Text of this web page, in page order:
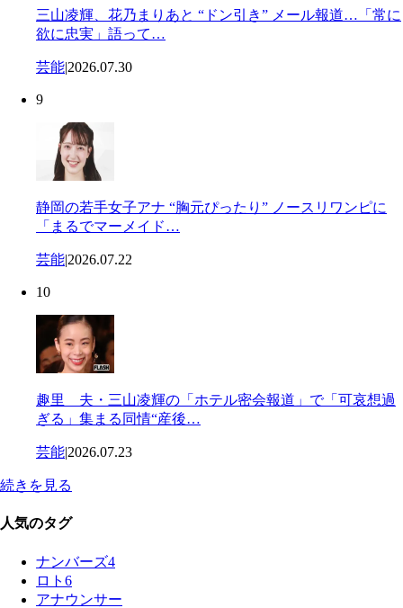
三山凌輝、花乃まりあと “ドン引き” メール報道…「常に
欲に忠実」語って…
芸能|2026.07.30
9
静岡の若手女子アナ “胸元ぴったり” ノースリワンピに
「まるでマーメイド…
芸能|2026.07.22
10
趣里 夫・三山凌輝の「ホテル密会報道」で「可哀想過
ぎる」集まる同情“産後…
芸能|2026.07.23
続きを見る
人気のタグ
ナンバーズ4
ロト6
アナウンサー